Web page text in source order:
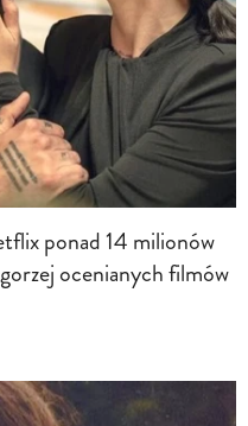
ponad 14 milionów
ocenianych filmów